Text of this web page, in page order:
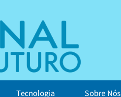
Tecnologia Sobre Nós